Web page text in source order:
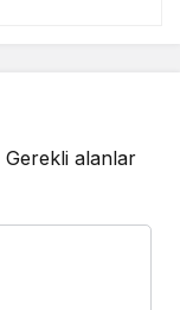
Gerekli alanlar